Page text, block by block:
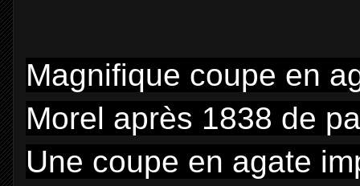
Magnifique coupe en
Morel après 1838 de
Une coupe en agate